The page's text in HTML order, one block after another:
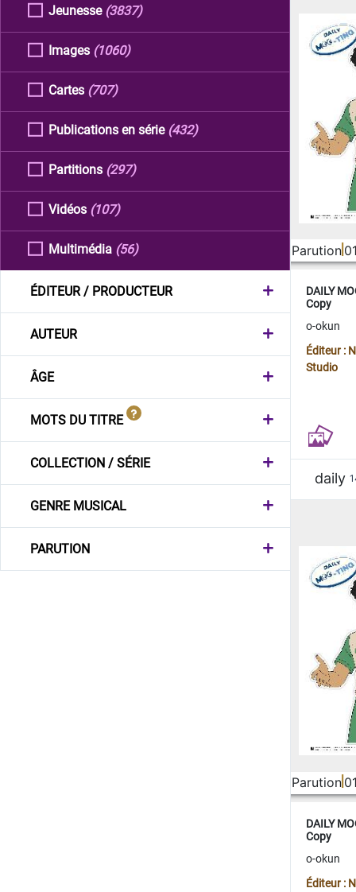
Jeunesse (3837)
Images (1060)
Cartes (707)
Publications en série (432)
Partitions (297)
Vidéos (107)
Multimédia (56)
ÉDITEUR / PRODUCTEUR
AUTEUR
ÂGE
MOTS DU TITRE
COLLECTION / SÉRIE
GENRE MUSICAL
PARUTION
Parution
DAILY
Copy
o-okun
Éditeur :
Studio
daily
Parution
DAILY
Copy
o-okun
Éditeur :